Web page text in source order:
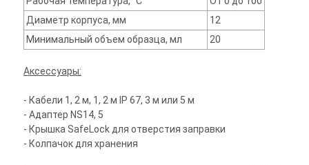
Диаметр корпуса, мм
12
Минимальный объем образца, мл
20
Аксессуары:
- Кабели 1, 2 м, 1, 2 м IP 67, 3 м или 5 м
- Адаптер NS14, 5
- Крышка SafeLock для отверстия заправки
- Колпачок для хранения